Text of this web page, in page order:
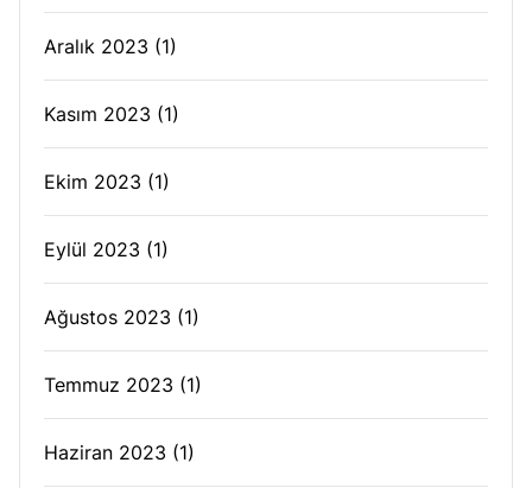
Aralık 2023 (1)
Kasım 2023 (1)
Ekim 2023 (1)
Eylül 2023 (1)
Ağustos 2023 (1)
Temmuz 2023 (1)
Haziran 2023 (1)